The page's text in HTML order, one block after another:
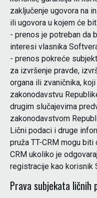
zaključenje ugovora na
ili ugovora u kojem će
- prenos je potreban da
interesi vlasnika
- prenos pokreće
za izvršenje pravde,
organa ili zvaničnika,
zakonodavstvu
drugim slučajevima
zakonodavstvom
Lični podaci i druge
pruža TT-CRM mogu
CRM ukoliko je
registracije kao korisnik
Prava subjekata ličnih